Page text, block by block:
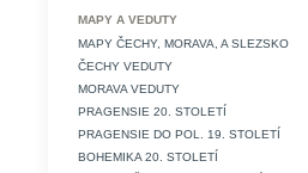
MAPY A VEDUTY
MAPY ČECHY, MORAVA, A SLEZSKO
ČECHY VEDUTY
MORAVA VEDUTY
PRAGENSIE 20. STOLETÍ
PRAGENSIE DO POL. 19. STOLETÍ
BOHEMIKA 20. STOLETÍ